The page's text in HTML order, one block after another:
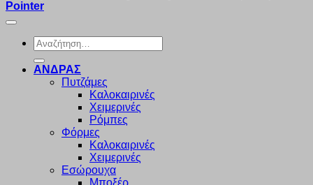
Pointer
Αναζήτηση
για:
ΑΝΔΡΑΣ
Πυτζάμες
Καλοκαιρινές
Χειμερινές
Ρόμπες
Φόρμες
Καλοκαιρινές
Χειμερινές
Εσώρουχα
Μποξέρ